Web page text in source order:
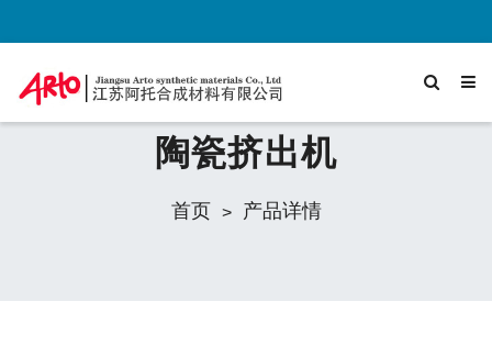
陶瓷挤出机
首页 产品详情